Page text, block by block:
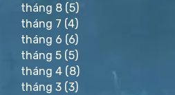
tháng 8 (5)
tháng 7 (4)
tháng 6 (6)
tháng 5 (5)
tháng 4 (8)
tháng 3 (3)